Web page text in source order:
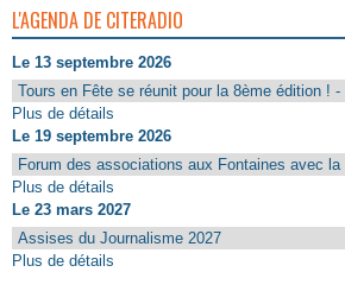
L'AGENDA DE CITERADIO
Le 13 septembre 2026
Tours en Fête se réunit pour la 8ème édition ! -
Plus de détails
Le 19 septembre 2026
Forum des associations aux Fontaines avec
Plus de détails
Le 23 mars 2027
Assises du Journalisme 2027
Plus de détails